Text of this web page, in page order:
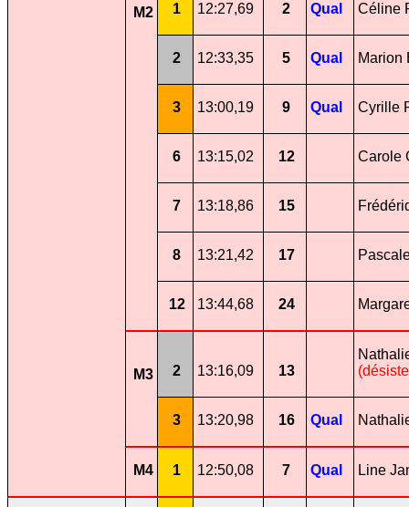
M2 1 12:27,69 2 Qual Céline
2 12:33,35 5 Qual Marion
3 13:00,19 9 Qual Cyrille
6 13:15,02 12 Carole
7 13:18,86 15
8 13:21,42 17
12 13:44,68 24
M3 2 13:16,09 13
3 13:20,98 16 Qual
M4 1 12:50,08 7 Qual Line